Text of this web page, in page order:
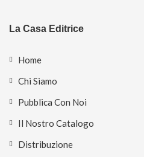
La Casa Editrice
Home
Chi Siamo
Pubblica Con Noi
Il Nostro Catalogo
Distribuzione